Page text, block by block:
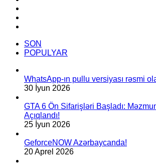
SON
POPULYAR
WhatsApp-ın pullu versiyası rəsmi
30 İyun 2026
GTA 6 Ön Sifarişləri Başladı:
Açıqlandı!
25 İyun 2026
GeforceNOW Azərbaycanda!
20 Aprel 2026